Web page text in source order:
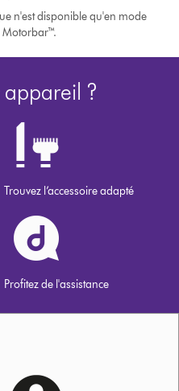
n'est disponible qu'en mode
Motorbar™.
appareil ?
Trouvez l’accessoire adapté
Profitez de l'assistance